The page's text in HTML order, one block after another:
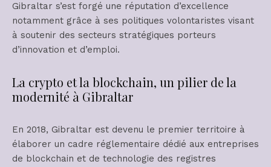
Gibraltar s’est forgé une réputation d’excellence
notamment grâce à ses politiques volontaristes visant
à soutenir des secteurs stratégiques porteurs
d’innovation et d’emploi.
La crypto et la blockchain, un pilier de la
modernité à Gibraltar
En 2018, Gibraltar est devenu le premier territoire à
élaborer un cadre réglementaire dédié aux entreprises
de blockchain et de technologie des registres